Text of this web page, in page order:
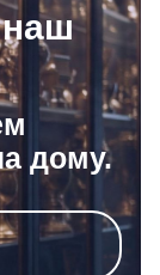
дому.